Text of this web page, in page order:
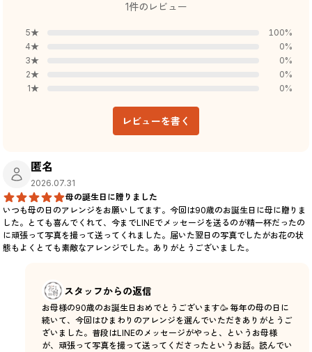
1件のレビュー
5★ 100%
4★ 0%
3★ 0%
2★ 0%
1★ 0%
レビューを書く
匿名
2026.07.31
母の誕生日に贈りました
いつも母の日のアレンジをお願いしてます。今回は90歳のお誕生日に母に贈りま
した。とても喜んでくれて、今までLINEでメッセージを送るのが精一杯だったの
に頑張って写真を撮って送ってくれました。届いた翌日の写真でしたがお花の状
態もよくとても素敵なアレンジでした。ありがとうございました。
スタッフからの返信
お母様の90歳のお誕生日おめでとうございます🥳 毎年の母の日に
続いて、今回はひまわりのアレンジを選んでいただきありがとうご
ざいました。普段はLINEのメッセージがやっと、というお母様
が、頑張って写真を撮って送ってくださったというお話。読んでい